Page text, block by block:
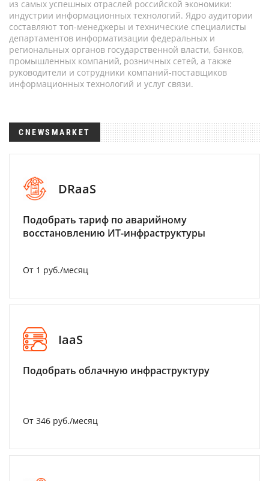
из самых успешных отраслей российской экономики:
индустрии информационных технологий. Ядро аудитории
составляют топ-менеджеры и технические специалисты
департаментов информатизации федеральных и
региональных органов государственной власти, банков,
промышленных компаний, розничных сетей, а также
руководители и сотрудники компаний-поставщиков
информационных технологий и услуг связи.
CNEWSMARKET
DRaaS
Подобрать тариф по аварийному
восстановлению ИТ-инфраструктуры
От 1 руб./месяц
IaaS
Подобрать облачную инфраструктуру
От 346 руб./месяц